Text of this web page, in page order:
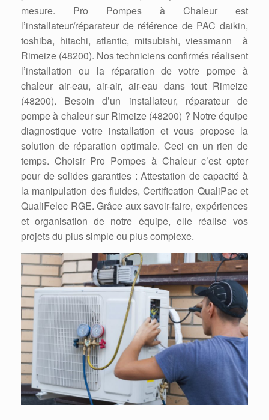
mesure. Pro Pompes à Chaleur est
l’installateur/réparateur de référence de PAC daikin,
toshiba, hitachi, atlantic, mitsubishi, viessmann à
Rimeize (48200). Nos techniciens confirmés réalisent
l’installation ou la réparation de votre pompe à
chaleur air-eau, air-air, air-eau dans tout Rimeize
(48200). Besoin d’un installateur, réparateur de
pompe à chaleur sur Rimeize (48200) ? Notre équipe
diagnostique votre installation et vous propose la
solution de réparation optimale. Ceci en un rien de
temps. Choisir Pro Pompes à Chaleur c’est opter
pour de solides garanties : Attestation de capacité à
la manipulation des fluides, Certification QualiPac et
QualiFelec RGE. Grâce aux savoir-faire, expériences
et organisation de notre équipe, elle réalise vos
projets du plus simple ou plus complexe.